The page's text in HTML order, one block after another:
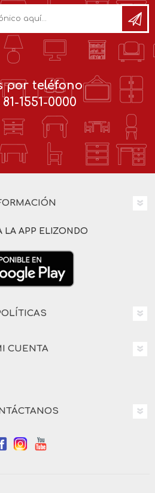
por teléfono
1551-0000
LA APP ELIZONDO
CUENTA